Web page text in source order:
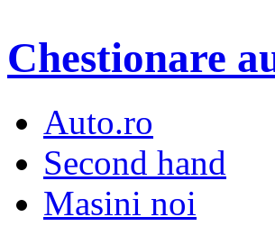
Chestionare
Auto.ro
Second hand
Masini noi